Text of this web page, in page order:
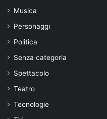
Musica
Personaggi
Politica
Senza categoria
Spettacolo
Teatro
Tecnologie